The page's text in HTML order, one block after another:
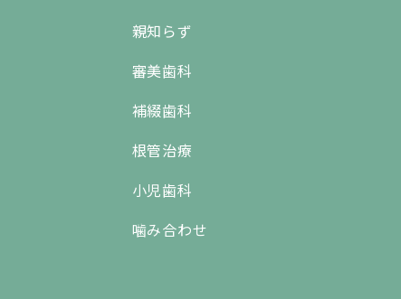
親知らず
審美歯科
補綴歯科
根管治療
小児歯科
噛み合わせ